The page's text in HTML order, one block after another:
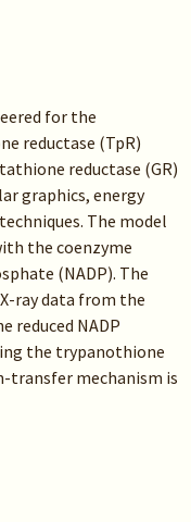
for the
reductase (TpR)
reductase (GR)
graphics, energy
The model
the coenzyme
(NADP). The
ray data from the
reduced NADP
the trypanothione
transfer mechanism is